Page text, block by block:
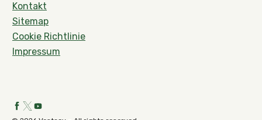
Kontakt
Sitemap
Cookie Richtlinie
Impressum